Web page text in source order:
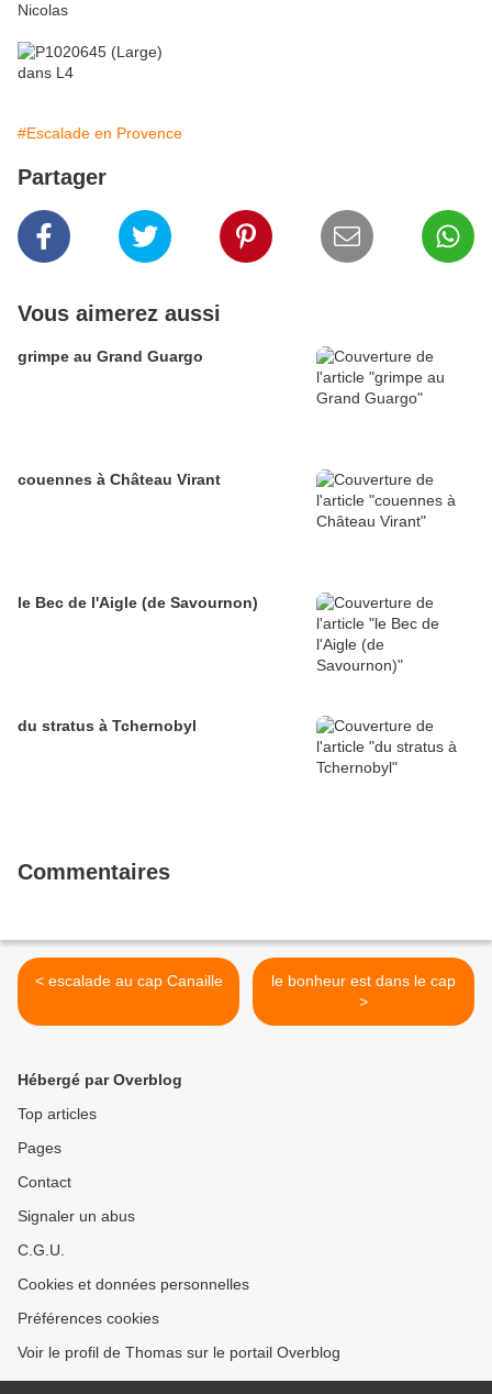
Nicolas
dans L4
#Escalade en Provence
Partager
Vous aimerez aussi
grimpe au Grand Guargo
couennes à Château Virant
le Bec de l'Aigle (de Savournon)
du stratus à Tchernobyl
Commentaires
< escalade au cap Canaille
le bonheur est dans le cap
>
Hébergé par Overblog
Top articles
Pages
Contact
Signaler un abus
C.G.U.
Cookies et données personnelles
Préférences cookies
Voir le profil de Thomas sur le portail Overblog